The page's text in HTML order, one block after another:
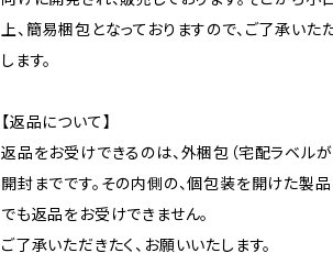
上、簡易梱包となっておりますので、ご了承いた
します。
【返品について】
返品をお受けできるのは、外梱包（宅配ラベル
開封までです。その内側の、個包装を開けた製
でも返品をお受けできません。
ご了承いただきたく、お願いいたします。